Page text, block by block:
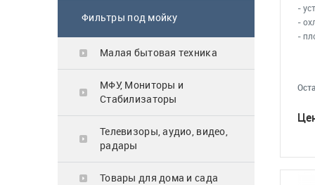
Фильтры под мойку
Малая бытовая техника
МФУ, Мониторы и
Стабилизаторы
Телевизоры, аудио, видео,
радары
Товары для дома и сада
Газовая поверхность
Midea MG3205X
62 900₸
-
-
-